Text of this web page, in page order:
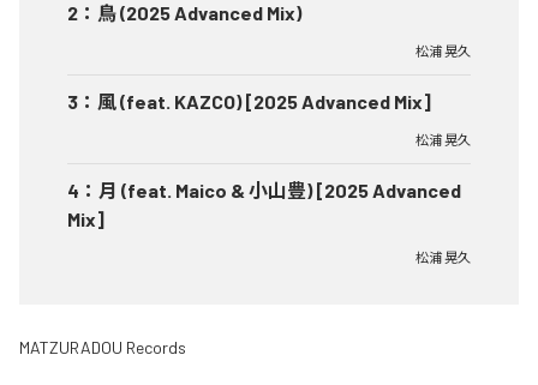
2 ： 鳥 (2025 Advanced Mix)
松浦 晃久
3 ： 風 (feat. KAZCO) [2025 Advanced Mix]
松浦 晃久
4 ： 月 (feat. Maico & 小山豊) [2025 Advanced
Mix]
松浦 晃久
MATZURADOU Records